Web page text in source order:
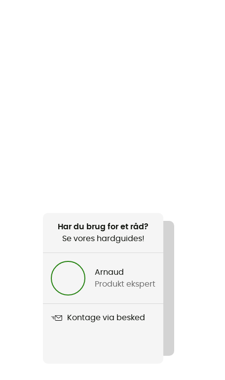
Har du brug for et råd?
Se vores hardguides!
Arnaud
Produkt ekspert
Kontage via besked